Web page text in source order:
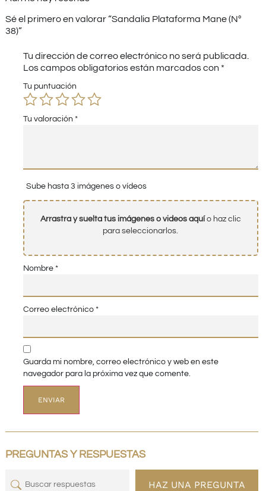
Sé el primero en valorar “Sandalia Plataforma Mane (Nº
38)”
Tu dirección de correo electrónico no será publicada.
Los campos obligatorios están marcados con *
Tu puntuación
Tu valoración *
Sube hasta 3 imágenes o vídeos
Arrastra y suelta tus imágenes o videos aquío haz clic
para seleccionarlos.
Nombre *
Correo electrónico *
Guarda mi nombre, correo electrónico y web en este
navegador para la próxima vez que comente.
PREGUNTAS Y RESPUESTAS
HAZ UNA PREGUNTA